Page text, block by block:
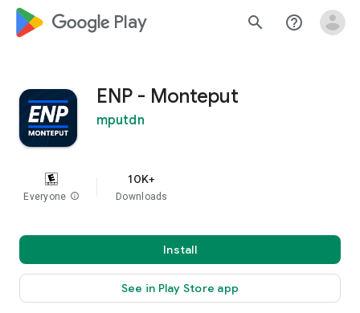
google_logo Play search help_outline
ENP - Monteput
mputdn
Everyone info
10K+
Downloads
Install
See in Play Store app